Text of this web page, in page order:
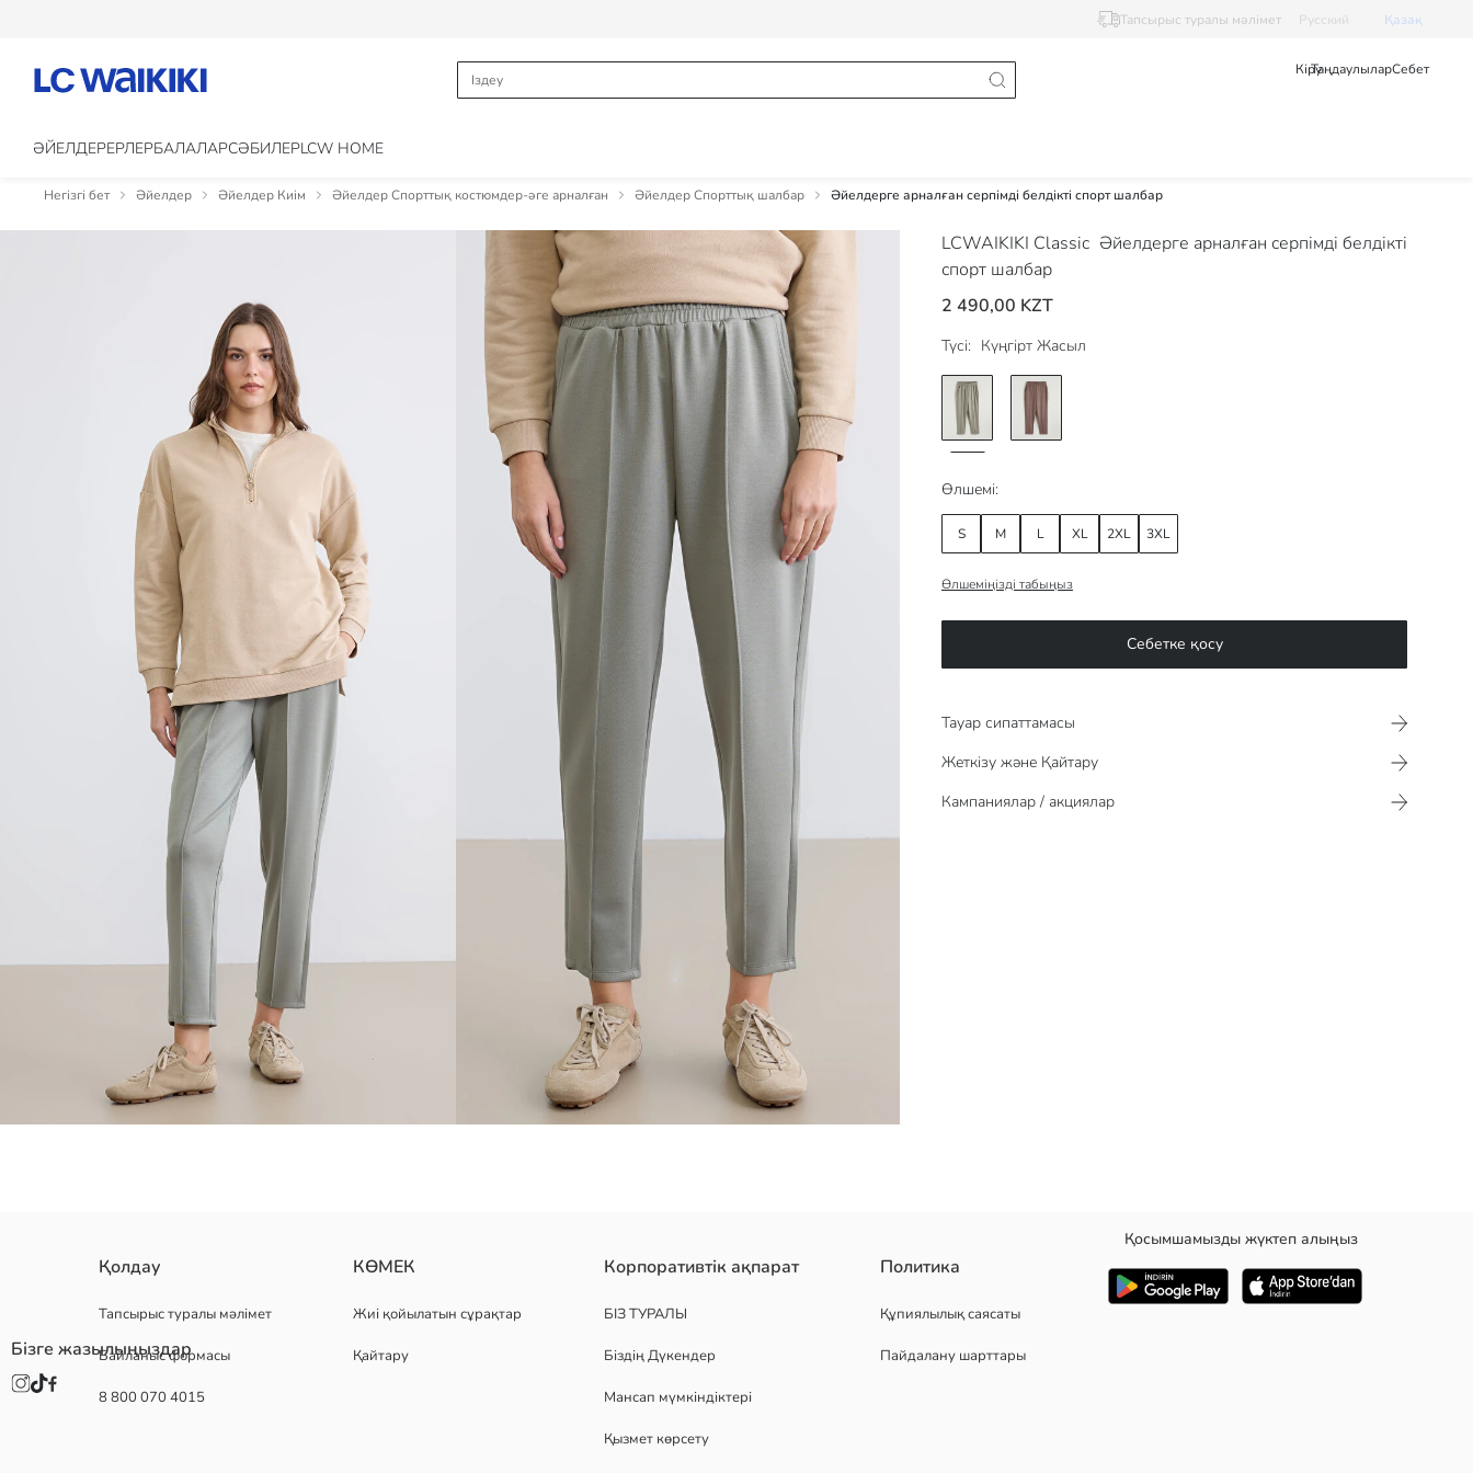
Тапсырыс туралы мәлімет Pусский Қазақ
КіруТаңдаулыларСебет
ӘЙЕЛДЕРЕРЛЕРБАЛАЛАРCӘБИЛЕРLCW HOME
Негізгі бет Әйелдер Әйелдер Киім Әйелдер Спорттық костюмдер-әге арналған Әйелдер Спорттық шалбар Әйелдерге арналған серпімді белдікті спорт шалбар
LCWAIKIKI Classic Әйелдерге арналған серпімді белдікті
спорт шалбар
2 490,00 KZT
Түсі: Күңгірт Жасыл
Өлшемі:
S M L XL 2XL 3XL
Өлшеміңізді табыңыз
Себетке қосу
Тауар сипаттамасы​​​​​
Жеткізу және Қайтару
Кампаниялар / акциялар
скуба матасынан тігілген бұл әйелдерге арналған спорт шалбарлар реттелетін бауы бар серпімді белдікпен ерекшеленеді. тік балақ және жанында қалталары бар етіп жасалған.
Негізгі Мата:
Шығу елі:
Сатушы:
Қолдау
Тапсырыс туралы мәлімет
Байланыс формасы
8 800 070 4015
КӨМЕК
Жиі қойылатын сұрақтар
Қайтару
Корпоративтік ақпарат
БІЗ ТУРАЛЫ
Біздің Дүкендер
Мансап мүмкіндіктері
Қызмет көрсету
Политика
Құпиялылық саясаты
Пайдалану шарттары
Қосымшамызды жүктеп алыңыз
Бізге жазылыңыздар